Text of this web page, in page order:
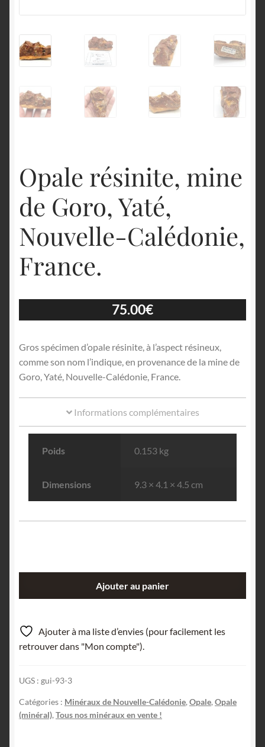
Opale résinite, mine
de Goro, Yaté,
Nouvelle-Calédonie,
France.
75.00€
Gros spécimen d’opale résinite, à l’aspect résineux,
comme son nom l’indique, en provenance de la mine de
Goro, Yaté, Nouvelle-Calédonie, France.
Informations complémentaires
Poids 0.153 kg
Dimensions 9.3 × 4.1 × 4.5 cm
résinite,
mine
de
Yaté,
Nouvelle-
Calédonie,
Ajouter au panier
Ajouter à ma liste d’envies (pour facilement les
retrouver dans "Mon compte").
UGS : gui-93-3
Catégories : Minéraux de Nouvelle-Calédonie, Opale, Opale
(minéral), Tous nos minéraux en vente !